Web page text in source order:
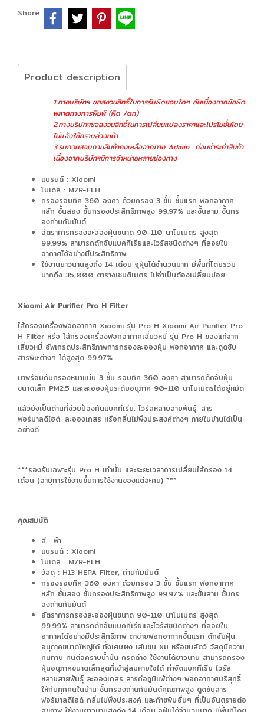
Share
Product description
1.ทางบริษัทฯ ขอสงวนสิทธิ์ในการรับผิดชอบใดๆ อันเนื่องจากข้อผิด
พลาดทางการพิมพ์ (ผิด /ตก)
2.ทางบริษัทฯขอสงวนสิทธิ์ในการเปลี่ยนแปลงราคาและโปรโมชั่นโดย
ไม่เเจ้งให้ทราบล่วงหน้า
3.รบกวนสอบถามสินค้าคงเหลือจากทาง Admin ก่อนชำระค่าสินค้า
เนื่องจากบริษัทฯมีการจำหน่ายหลายช่องทาง
แบรนด์ : Xiaomi
โมเดล : M7R-FLH
กรองรอบทิศ 360 องศา ด้วยกรอง 3 ชั้น ชั้นแรก ฟอกอากาศ
หลัก ชั้นสอง ชั้นกรองประสิทธิภาพสูง 99.97% และชั้นสาม ชั้นกร
องถ่านกัมมันต์
อัตราการกรองละอองฝุ่นขนาด 90-110 นาโนเมตร สูงสุด
99.99% สามารถดักจับแบคทีเรียและไวรัสชนิดต่างๆ ที่ลอยใน
อากาศได้อย่างมีประสิทธิภาพ
ใช้งานยาวนานสูงถึง 14 เดือน จุฝุ่นได้จำนวนมาก มีพื้นที่โดยรวม
มากถึง 35,000 ตารางเซนติเมตร ไม่จำเป็นต้องเปลี่ยนบ่อย
Xiaomi Air Purifier Pro H Filter
ไส้กรองเครื่องฟอกอากาศ Xiaomi รุ่น Pro H Xiaomi Air Purifier Pro
H Filter หรือ ไส้กรองเครื่องฟอกอากาศเสี่ยวหมี่ รุ่น Pro H ของแท้จาก
เสี่ยวหมี่ อัพเกรดประสิทธิภาพการกรองละอองฝุ่น ฟอกอากาศ และดูดซับ
สารพิษต่างๆ ได้สูงสุด 99.97%
มาพร้อมกับกรองหนาแน่น 3 ชั้น รอบทิศ 360 องศา สามารถดักจับฝุ่น
ขนาดเล็ก PM2.5 และละอองฝุ่นระดับอนุภาค 90-110 นาโนเมตรได้อยู่หมัด
แล้วยังเป็นด่านที่ช่วยป้องกันแบคทีเรีย, ไวรัสหลายสายพันธุ์, สาร
ฟอร์มาลดีไฮด์, ละอองเกสร หรือกลิ่นไม่พึงประสงค์ต่างๆ ภายในบ้านได้เป็น
อย่างดี
***รองรับเฉพาะรุ่น Pro H เท่านั้น และระยะเวลาการเปลี่ยนไส้กรอง 14
เดือน (อายุการใช้งานขึ้นการใช้งานของแต่ละคน) ***
คุณสมบัติ
สี : ฟ้า
แบรนด์ : Xiaomi
โมเดล : M7R-FLH
วัสดุ : H13 HEPA Filter, ถ่านกัมมันต์
กรองรอบทิศ 360 องศา ด้วยกรอง 3 ชั้น ชั้นแรก ฟอกอากาศ
หลัก ชั้นสอง ชั้นกรองประสิทธิภาพสูง 99.97% และชั้นสาม ชั้นกร
องถ่านกัมมันต์
อัตราการกรองละอองฝุ่นขนาด 90-110 นาโนเมตร สูงสุด
99.99% สามารถดักจับแบคทีเรียและไวรัสชนิดต่างๆ ที่ลอยใน
อากาศได้อย่างมีประสิทธิภาพ ตาข่ายฟอกอากาศชั้นแรก ดักจับฝุ่น
อนุภาคขนาดใหญ่ได้ ทั้งเศษผง เส้นขน ผม หรือขนสัตว์ วัสดุมีความ
ทนทาน ทนต่อคราบน้ำมัน กรดด่าง ใช้งานได้ยาวนาน สามารถกรอง
ฝุ่นอนุภาคขนาดเล็กสุดที่เข้าสู่ลมหายใจได้ กำจัดแบคทีเรีย ไวรัส
หลายสายพันธุ์ ละอองเกสร สารก่อภูมิแพ้ต่างๆ ฟอกอากาศบริสุทธิ์
ให้กับทุกคนในบ้าน ชั้นกรองถ่านกัมมันต์คุณภาพสูง ดูดซับสาร
ฟอร์มาลดีไฮด์ กลิ่นไม่พึงประสงค์ และก๊าซพิษอื่นๆ ที่เป็นอันตรายต่อ